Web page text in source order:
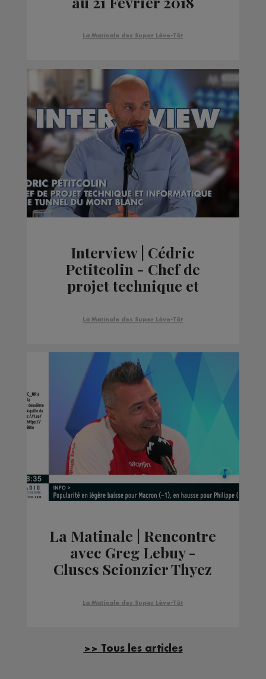
La Matinale des Super Lève-Tôt
Interview | Cédric
Petitcolin - Chef de
projet technique et
Tunnel du Mont Blanc
La Matinale des Super Lève-Tôt
La Matinale | Rencontre
avec Greg Lebuy -
Cluses Scionzier Thyez
La Matinale des Super Lève-Tôt
>> Tous les articles